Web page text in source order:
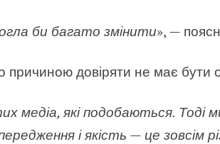
би багато змінити», —
довіряти не має бути
медіа, які подобаються. Тоді
і якість — це зовсім